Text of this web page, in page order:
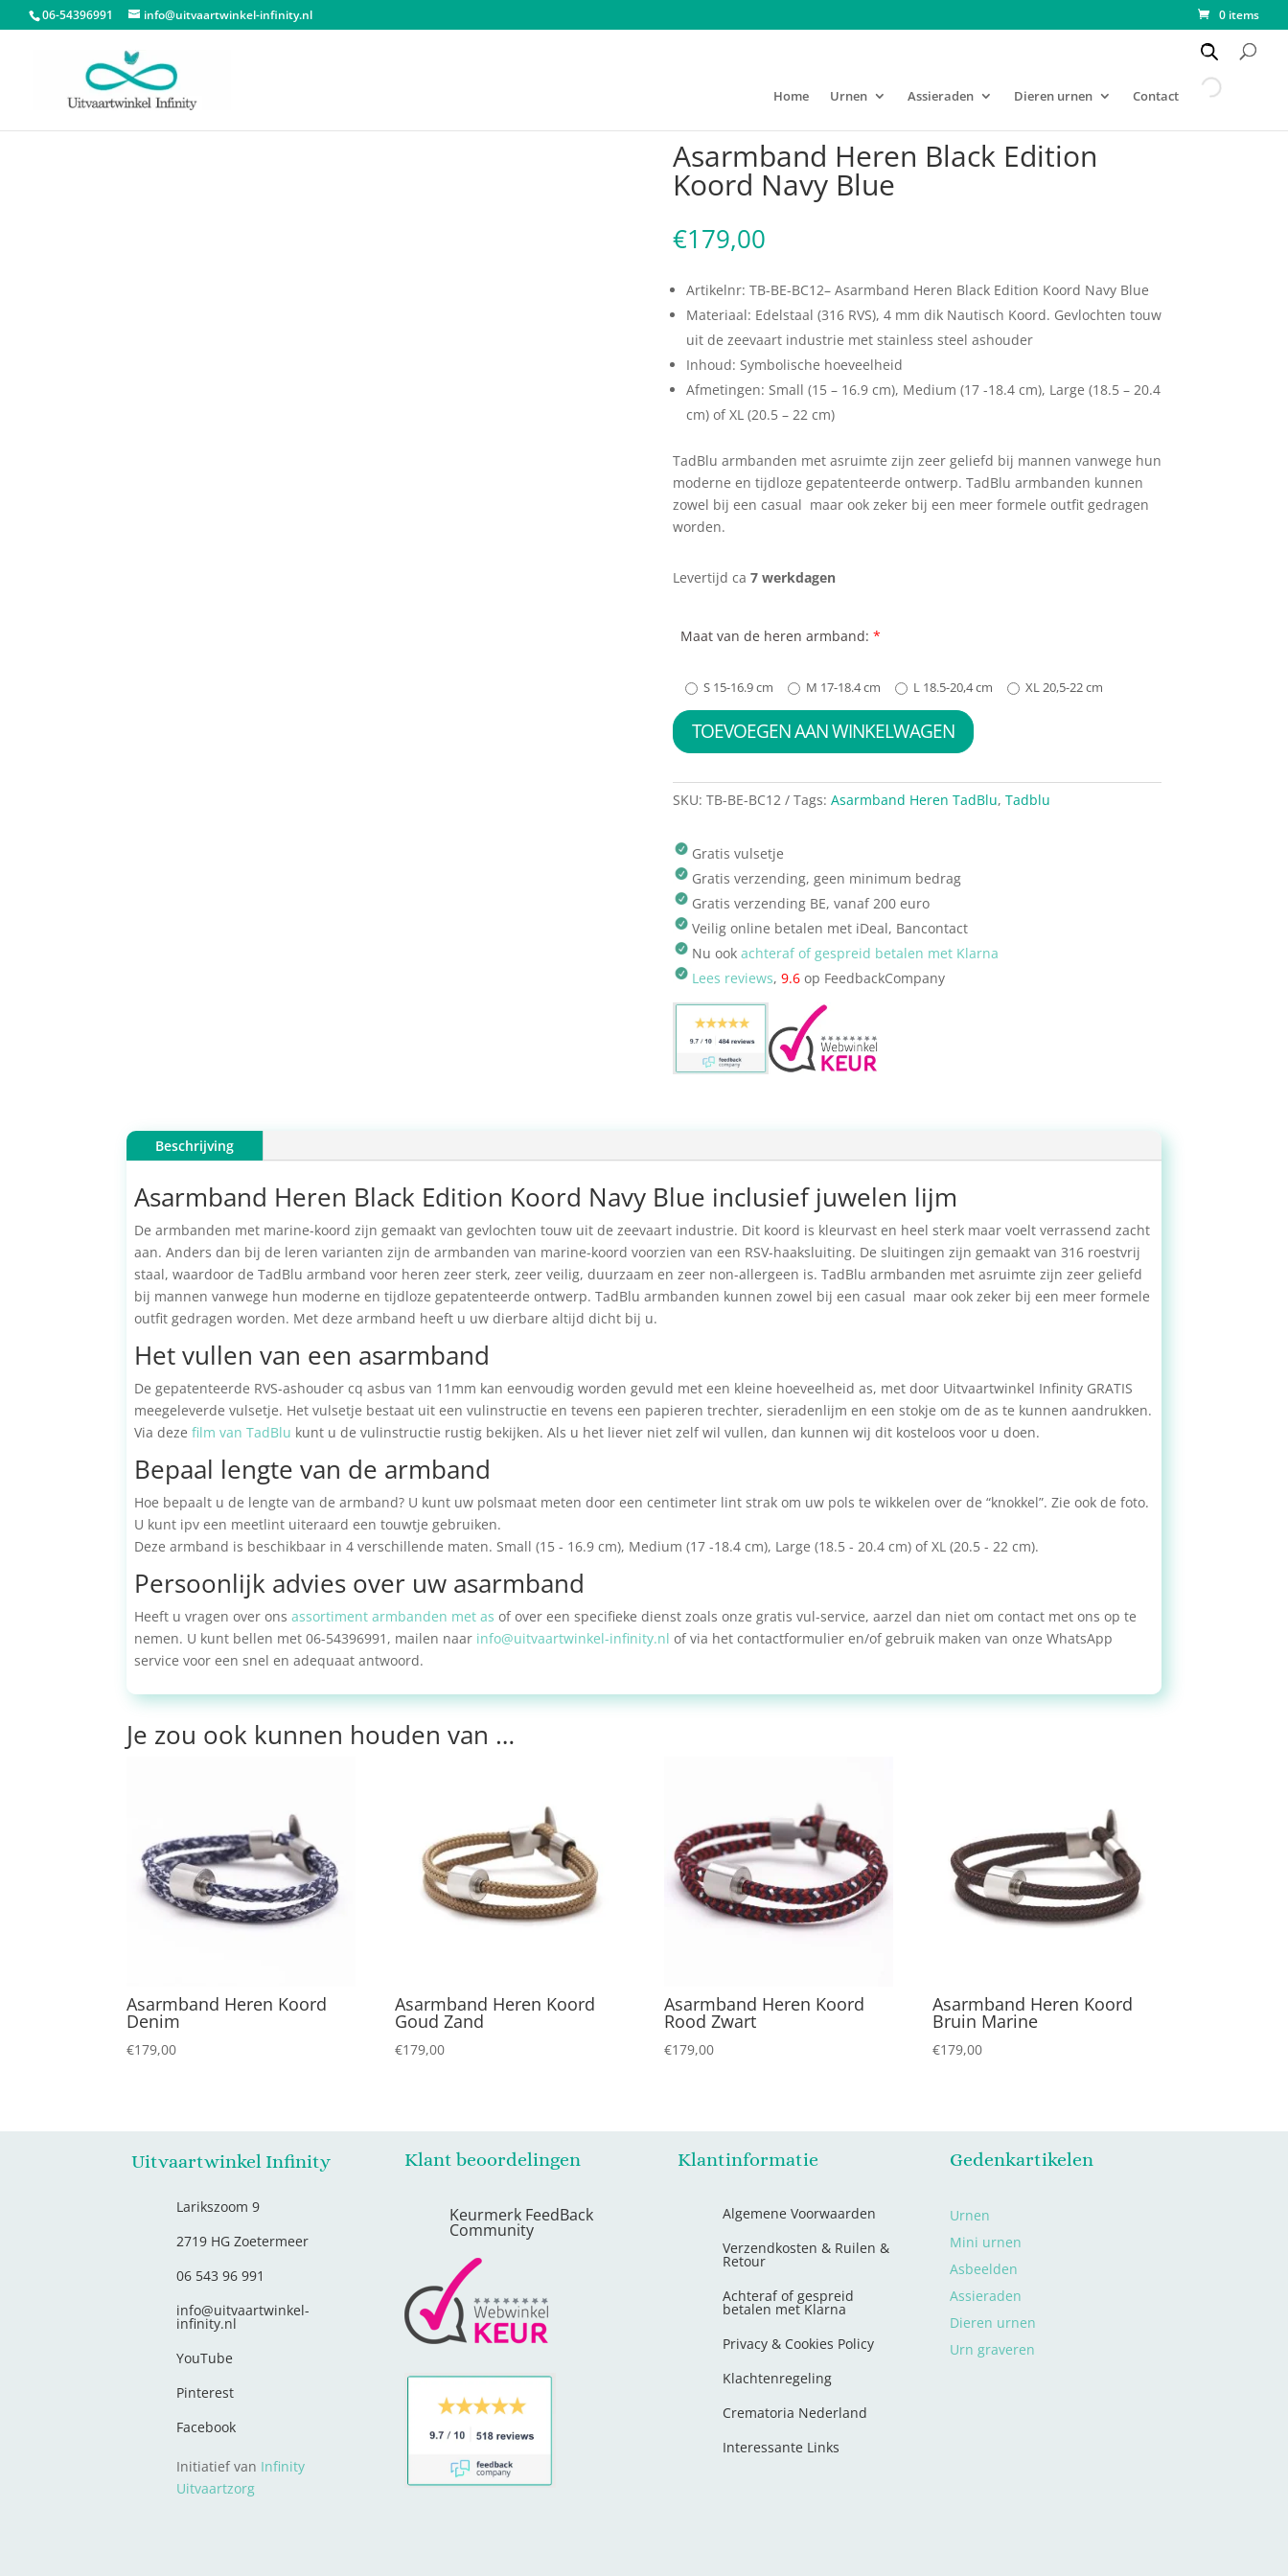
06-54396991 info@uitvaartwinkel-infinity.nl 0 items
Home Urnen Assieraden Dieren urnen Contact
Asarmband Heren Black Edition
Koord Navy Blue
€179,00
Artikelnr: TB-BE-BC12– Asarmband Heren Black Edition Koord Navy Blue
Materiaal: Edelstaal (316 RVS), 4 mm dik Nautisch Koord. Gevlochten touw
uit de zeevaart industrie met stainless steel ashouder
Inhoud: Symbolische hoeveelheid
Afmetingen: Small (15 – 16.9 cm), Medium (17 -18.4 cm), Large (18.5 – 20.4
cm) of XL (20.5 – 22 cm)
TadBlu armbanden met asruimte zijn zeer geliefd bij mannen vanwege hun
moderne en tijdloze gepatenteerde ontwerp. TadBlu armbanden kunnen
zowel bij een casual maar ook zeker bij een meer formele outfit gedragen
worden.
Levertijd ca 7 werkdagen
Maat van de heren armband: *
S 15-16.9 cm M 17-18.4 cm L 18.5-20,4 cm XL 20,5-22 cm
TOEVOEGEN AAN WINKELWAGEN
SKU: TB-BE-BC12 Tags: Asarmband Heren TadBlu, Tadblu
Gratis vulsetje
Gratis verzending, geen minimum bedrag
Gratis verzending BE, vanaf 200 euro
Veilig online betalen met iDeal, Bancontact
Nu ook achteraf of gespreid betalen met Klarna
Lees reviews, 9.6op FeedbackCompany
Beschrijving
Asarmband Heren Black Edition Koord Navy Blue inclusief juwelen lijm
De armbanden met marine-koord zijn gemaakt van gevlochten touw uit de zeevaart industrie. Dit koord is kleurvast en heel sterk maar voelt verrassend zacht
aan. Anders dan bij de leren varianten zijn de armbanden van marine-koord voorzien van een RSV-haaksluiting. De sluitingen zijn gemaakt van 316 roestvrij
staal, waardoor de TadBlu armband voor heren zeer sterk, zeer veilig, duurzaam en zeer non-allergeen is. TadBlu armbanden met asruimte zijn zeer geliefd
bij mannen vanwege hun moderne en tijdloze gepatenteerde ontwerp. TadBlu armbanden kunnen zowel bij een casual maar ook zeker bij een meer formele
outfit gedragen worden. Met deze armband heeft u uw dierbare altijd dicht bij u.
Het vullen van een asarmband
De gepatenteerde RVS-ashouder cq asbus van 11mm kan eenvoudig worden gevuld met een kleine hoeveelheid as, met door Uitvaartwinkel Infinity GRATIS
meegeleverde vulsetje. Het vulsetje bestaat uit een vulinstructie en tevens een papieren trechter, sieradenlijm en een stokje om de as te kunnen aandrukken.
Via deze film van TadBlu kunt u de vulinstructie rustig bekijken. Als u het liever niet zelf wil vullen, dan kunnen wij dit kosteloos voor u doen.
Bepaal lengte van de armband
Hoe bepaalt u de lengte van de armband? U kunt uw polsmaat meten door een centimeter lint strak om uw pols te wikkelen over de “knokkel”. Zie ook de foto.
U kunt ipv een meetlint uiteraard een touwtje gebruiken.
Deze armband is beschikbaar in 4 verschillende maten. Small (15 - 16.9 cm), Medium (17 -18.4 cm), Large (18.5 - 20.4 cm) of XL (20.5 - 22 cm).
Persoonlijk advies over uw asarmband
Heeft u vragen over ons assortiment armbanden met as of over een specifieke dienst zoals onze gratis vul-service, aarzel dan niet om contact met ons op te
nemen. U kunt bellen met 06-54396991, mailen naar info@uitvaartwinkel-infinity.nl of via het contactformulier en/of gebruik maken van onze WhatsApp
service voor een snel en adequaat antwoord.
Je zou ook kunnen houden van …
Asarmband Heren Koord
Denim
€179,00
Asarmband Heren Koord
Goud Zand
€179,00
Asarmband Heren Koord
Rood Zwart
€179,00
Asarmband Heren Koord
Bruin Marine
€179,00
Uitvaartwinkel Infinity
Larikszoom 9
2719 HG Zoetermeer
06 543 96 991
info@uitvaartwinkel-
infinity.nl
YouTube
Pinterest
Facebook
Initiatief van Infinity
Uitvaartzorg
Klant beoordelingen
Keurmerk FeedBack
Community
Klantinformatie
Algemene Voorwaarden
Verzendkosten & Ruilen &
Retour
Achteraf of gespreid
betalen met Klarna
Privacy & Cookies Policy
Klachtenregeling
Crematoria Nederland
Interessante Links
Gedenkartikelen
Urnen
Mini urnen
Asbeelden
Assieraden
Dieren urnen
Urn graveren